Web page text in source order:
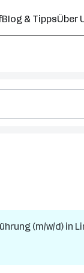
Blog & TippsÜber
(m/w/d) in